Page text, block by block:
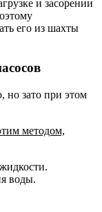
и засорении
его из шахты
но зато при этом
методом,
воды.